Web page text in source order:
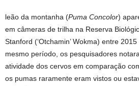
leão da montanha (Puma Concolor)
em câmeras de trilha na Reserva
Stanford (‘Otchamin’ Wokma) entre
mesmo período, os pesquisadores
atividade dos cervos em comparação
os pumas raramente eram vistos ou